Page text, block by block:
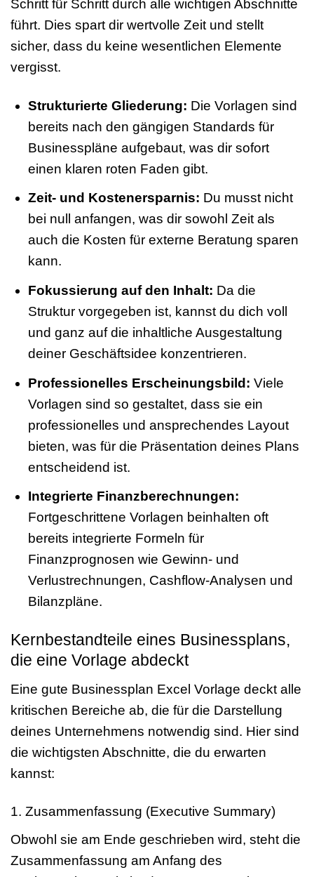
Schritt für Schritt durch alle wichtigen Abschnitte
führt. Dies spart dir wertvolle Zeit und stellt
sicher, dass du keine wesentlichen Elemente
vergisst.
Strukturierte Gliederung: Die Vorlagen sind
bereits nach den gängigen Standards für
Businesspläne aufgebaut, was dir sofort
einen klaren roten Faden gibt.
Zeit- und Kostenersparnis: Du musst nicht
bei null anfangen, was dir sowohl Zeit als
auch die Kosten für externe Beratung sparen
kann.
Fokussierung auf den Inhalt: Da die
Struktur vorgegeben ist, kannst du dich voll
und ganz auf die inhaltliche Ausgestaltung
deiner Geschäftsidee konzentrieren.
Professionelles Erscheinungsbild: Viele
Vorlagen sind so gestaltet, dass sie ein
professionelles und ansprechendes Layout
bieten, was für die Präsentation deines Plans
entscheidend ist.
Integrierte Finanzberechnungen:
Fortgeschrittene Vorlagen beinhalten oft
bereits integrierte Formeln für
Finanzprognosen wie Gewinn- und
Verlustrechnungen, Cashflow-Analysen und
Bilanzpläne.
Kernbestandteile eines Businessplans,
die eine Vorlage abdeckt
Eine gute Businessplan Excel Vorlage deckt alle
kritischen Bereiche ab, die für die Darstellung
deines Unternehmens notwendig sind. Hier sind
die wichtigsten Abschnitte, die du erwarten
kannst:
1. Zusammenfassung (Executive Summary)
Obwohl sie am Ende geschrieben wird, steht die
Zusammenfassung am Anfang des